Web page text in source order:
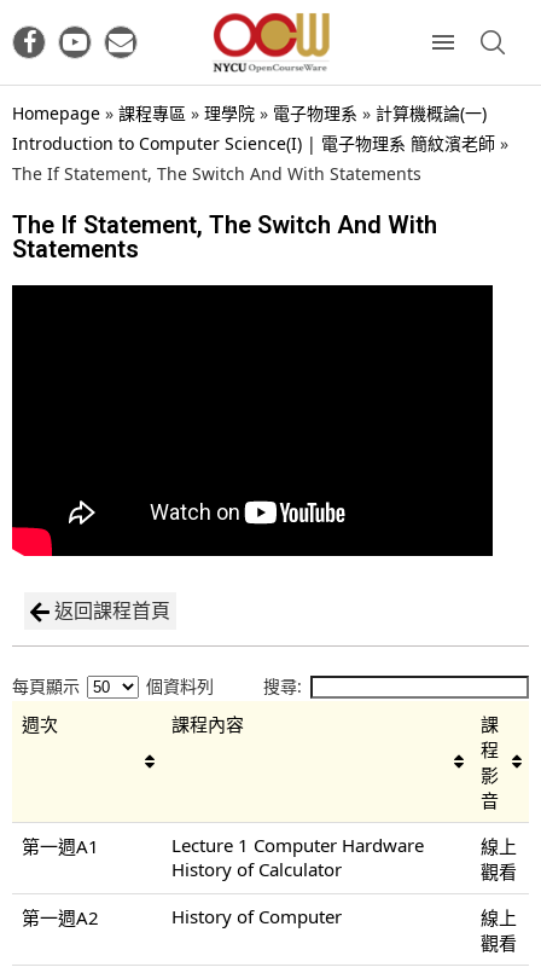
Homepage » 課程專區 » 理學院 » 電子物理系 » 計算機概論(一)
Introduction to Computer Science(I) | 電子物理系 簡紋濱老師 »
The If Statement, The Switch And With Statements
The If Statement, The Switch And With
Statements
返回課程首頁
每頁顯示 個資料列 搜尋:
週次 課程內容
課
程
影
音
第一週A1
Lecture 1 Computer Hardware
History of Calculator
線上
觀看
第一週A2
History of Computer
線上
觀看